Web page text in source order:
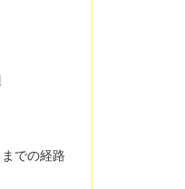
での経路